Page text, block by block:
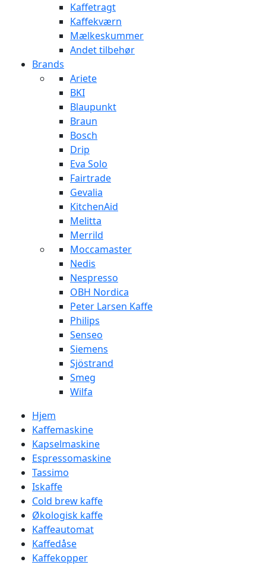
Kaffetragt
Kaffekværn
Mælkeskummer
Andet tilbehør
Brands
Ariete
BKI
Blaupunkt
Braun
Bosch
Drip
Eva Solo
Fairtrade
Gevalia
KitchenAid
Melitta
Merrild
Moccamaster
Nedis
Nespresso
OBH Nordica
Peter Larsen Kaffe
Philips
Senseo
Siemens
Sjöstrand
Smeg
Wilfa
Hjem
Kaffemaskine
Kapselmaskine
Espressomaskine
Tassimo
Iskaffe
Cold brew kaffe
Økologisk kaffe
Kaffeautomat
Kaffedåse
Kaffekopper